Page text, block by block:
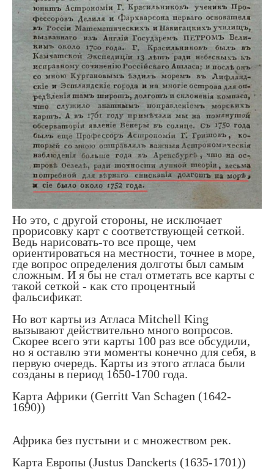
Но это, с другой стороны, не исключает
прорисовку карт с соответствующей сеткой.
Ведь нарисовать-то все проще, чем
ориентироваться на местности, точнее в море,
где вопрос определения долготы был самым
сложным. И я бы не стал отметать все карты с
такой сеткой - как сто процентный
фальсификат.
Но вот карты из Атласа Mitchell King
вызывают действительно много вопросов.
Скорее всего эти карты 100 раз все обсудили,
но я оставлю эти моменты конечно для себя, в
первую очередь. Карты из этого атласа были
созданы в период 1650-1700 года.
Карта Африки (Gerritt Van Schagen (1642-
1690))
Африка без пустыни и с множеством рек.
Карта Европы (Justus Danckerts (1635-1701))